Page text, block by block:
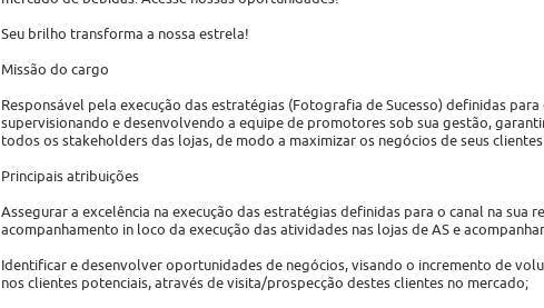
Seu brilho transforma a nossa estrela!
Missão do cargo
Responsável pela execução das estratégias (Fotografia de Sucesso) definidas
supervisionando e desenvolvendo a equipe de promotores sob sua gestão,
todos os stakeholders das lojas, de modo a maximizar os negócios de seus clientes
Principais atribuições
Assegurar a excelência na execução das estratégias definidas para o canal na sua
acompanhamento in loco da execução das atividades nas lojas de AS e
Identificar e desenvolver oportunidades de negócios, visando o incremento de
nos clientes potenciais, através de visita/prospecção destes clientes no mercado;